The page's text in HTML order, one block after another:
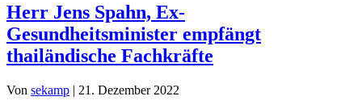
Herr Jens Spahn, Ex-
Gesundheitsminister empfängt
thailändische Fachkräfte
Von sekamp | 21. Dezember 2022